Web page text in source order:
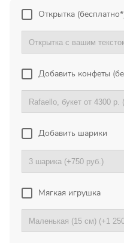
Огромное спасибо за
компетентную помощь в
выборе букета. Спасибо
большое. Доставка
вовремя. Остаюсь Вашим
Тамара
Гидроторф,
область
Букет с хризантемами и
герберами оказался
Спасибо !
Все отзывы
Открытка
Добавить конфеты
Добавить шарики
Мягкая игрушка